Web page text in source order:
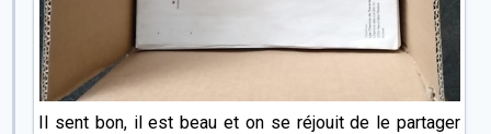
Il sent bon, il est beau et on se réjouit de le partager